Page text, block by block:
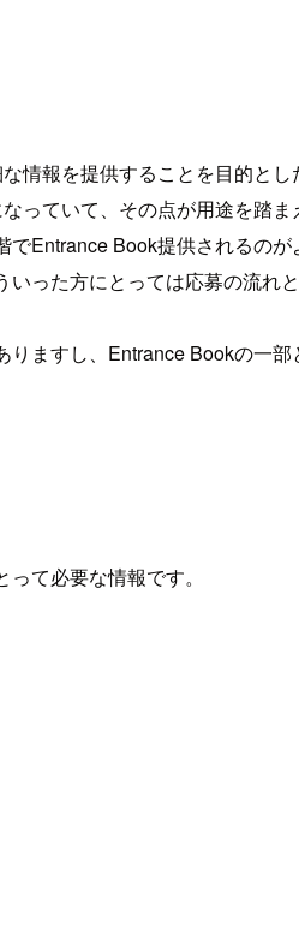
情報を提供することを目的と
ていて、その点が用途を踏ま
Entrance Book提供されるのが
った方にとっては応募の流
ますし、Entrance Bookの一
て必要な情報です。